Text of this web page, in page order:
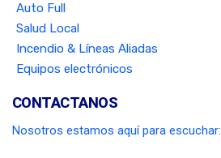
Auto Full
Salud Local
Incendio & Líneas Aliadas
Equipos electrónicos
CONTACTANOS
Nosotros estamos aquí para escuchar: